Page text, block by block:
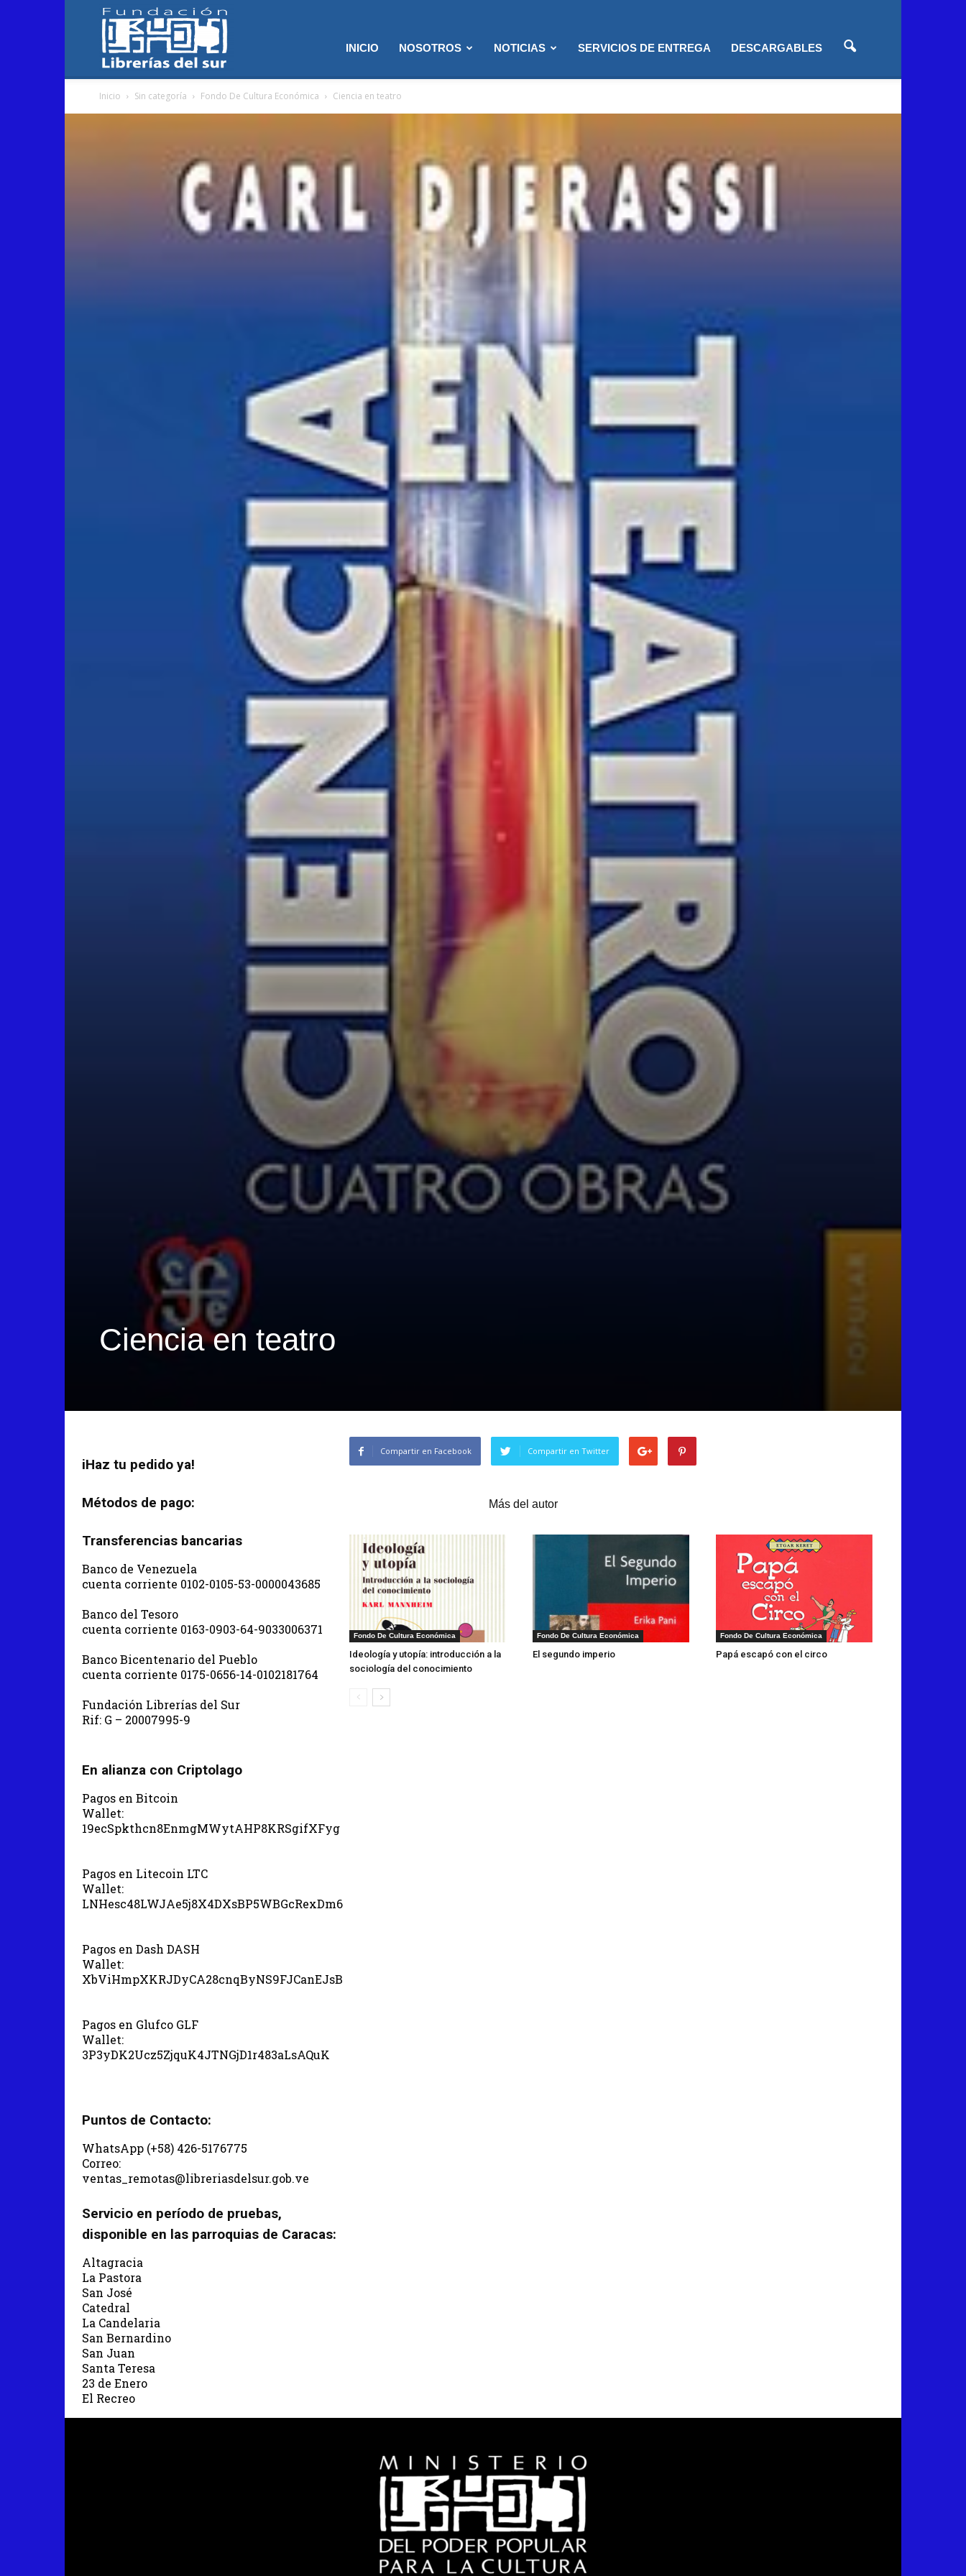
Librerías
del
INICIO NOSOTROS NOTICIAS SERVICIOS DE ENTREGA DESCARGABLES
Inicio Sin categoría Fondo De Cultura Económica Ciencia en teatro
Ciencia en teatro
Compartir en Facebook Compartir en Twitter
Más del autor
Fondo De Cultura Económica
Ideología y utopía: introducción a la
sociología del conocimiento
Fondo De Cultura Económica
El segundo imperio
Fondo De Cultura Económica
Papá escapó con el circo
iHaz tu pedido ya!
Métodos de pago:
Transferencias bancarias
Banco de Venezuela
cuenta corriente 0102-0105-53-0000043685
Banco del Tesoro
cuenta corriente 0163-0903-64-9033006371
Banco Bicentenario del Pueblo
cuenta corriente 0175-0656-14-0102181764
Fundación Librerías del Sur
Rif: G – 20007995-9
En alianza con Criptolago
Pagos en Bitcoin
Wallet:
19ecSpkthcn8EnmgMWytAHP8KRSgifXFyg
Pagos en Litecoin LTC
Wallet:
LNHesc48LWJAe5j8X4DXsBP5WBGcRexDm6
Pagos en Dash DASH
Wallet:
XbViHmpXKRJDyCA28cnqByNS9FJCanEJsB
Pagos en Glufco GLF
Wallet:
3P3yDK2Ucz5ZjquK4JTNGjD1r483aLsAQuK
Puntos de Contacto:
WhatsApp (+58) 426-5176775
Correo:
ventas_remotas@libreriasdelsur.gob.ve
Servicio en período de pruebas,
disponible en las parroquias de Caracas:
Altagracia
La Pastora
San José
Catedral
La Candelaria
San Bernardino
San Juan
Santa Teresa
23 de Enero
El Recreo